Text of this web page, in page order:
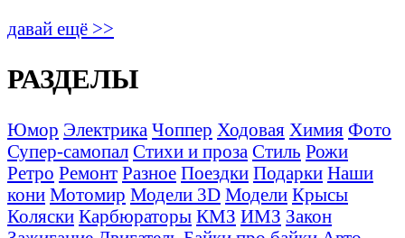
давай ещё >>
РАЗДЕЛЫ
Юмор Электрика Чоппер Ходовая Химия Фото
Супер-самопал Стихи и проза Стиль Рожи
Ретро Ремонт Разное Поездки Подарки Наши
кони Мотомир Модели 3D Модели Крысы
Коляски Карбюраторы КМЗ ИМЗ Закон